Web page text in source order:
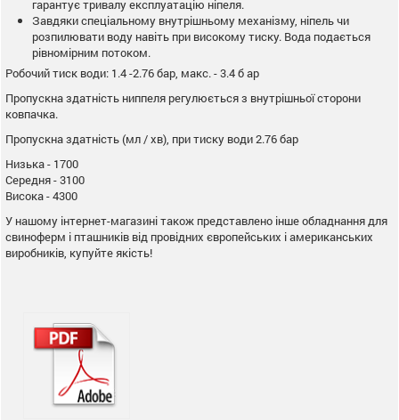
гарантує тривалу експлуатацію ніпеля.
Завдяки спеціальному внутрішньому механізму, ніпель чи
розпилювати воду навіть при високому тиску. Вода подається
рівномірним потоком.
Робочий тиск води: 1.4 -2.76 бар, макс. - 3.4 б ар
Пропускна здатність ниппеля регулюється з внутрішньої сторони
ковпачка.
Пропускна здатність (мл / хв), при тиску води 2.76 бар
Низька - 1700
Середня - 3100
Висока - 4300
У нашому інтернет-магазині також представлено інше обладнання для
свиноферм і пташників від провідних європейських і американських
виробників, купуйте якість!